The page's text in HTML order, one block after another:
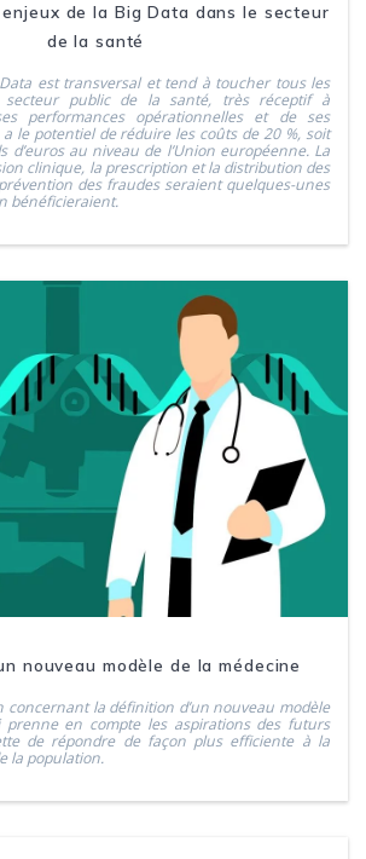
de la Big Data dans le secteur
de la santé
est transversal et tend à toucher tous les
public de la santé, très réceptif à
performances opérationnelles et de ses
le potentiel de réduire les coûts de 20 %, soit
d’euros au niveau de l’Union européenne. La
clinique, la prescription et la distribution des
des fraudes seraient quelques-unes
bénéficieraient.
nouveau modèle de la médecine
la définition d’un nouveau modèle
prenne en compte les aspirations des futurs
de répondre de façon plus efficiente à la
la population.